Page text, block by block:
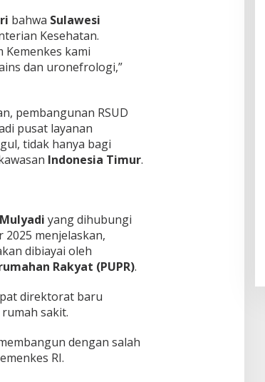
bahwa Sulawesi
Kesehatan.
Kemenkes kami
dan uronefrologi,”
pembangunan RSUD
pusat layanan
tidak hanya bagi
Indonesia Timur.
yang dihubungi
2025 menjelaskan,
dibiayai oleh
Rakyat (PUPR).
direktorat baru
sakit.
dengan salah
RI.